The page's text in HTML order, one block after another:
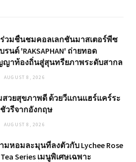
วมชื่นชมคอลเลกชันมาสเตอร์พีซ
นด์ 'RAKSAPHAN' ถ่ายทอด
าท้องถิ่นสู่สุนทรียภาพระดับสากล
AUGUST 8, 2026
สวยสุขภาพดี ด้วยวีแกนแฮร์แคร์ระ
วรีจากอังกฤษ
AUGUST 8, 2026
มหอมละมุนที่ลงตัวกับ Lychee Rose
Series เมนูพิเศษเฉพาะ